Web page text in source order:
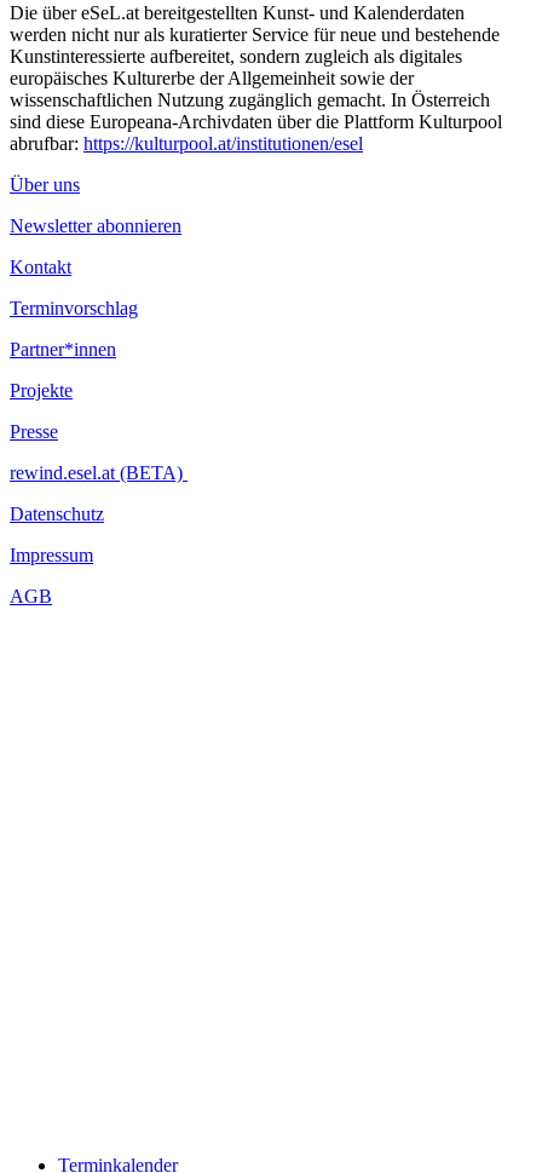
Die über eSeL.at bereitgestellten Kunst- und Kalenderdaten
werden nicht nur als kuratierter Service für neue und bestehende
Kunstinteressierte aufbereitet, sondern zugleich als digitales
europäisches Kulturerbe der Allgemeinheit sowie der
wissenschaftlichen Nutzung zugänglich gemacht. In Österreich
sind diese Europeana-Archivdaten über die Plattform Kulturpool
abrufbar: https://kulturpool.at/institutionen/esel
Über uns
Newsletter abonnieren
Kontakt
Terminvorschlag
Partner*innen
Projekte
Presse
rewind.esel.at (BETA)
Datenschutz
Impressum
AGB
Terminkalender